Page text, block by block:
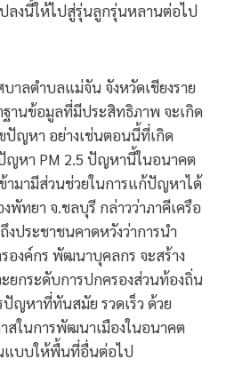
ลงนี้ให้ไปสู่รุ่นลูกรุ่นหลานต่อไป
าลตำบลแม่จัน จังหวัดเชียงราย
ฐานข้อมูลที่มีประสิทธิภาพ จะเกิด
ปัญหา อย่างเช่นตอนนี้ที่เกิด
หา PM 2.5 ปัญหานี้ในอนาคต
ามามีส่วนช่วยในการแก้ปัญหาได้
พัทยา จ.ชลบุรี กล่าวว่าภาคีเครือ
งประชาชนคาดหวังว่าการนำ
องค์กร พัฒนาบุคลกร จะสร้าง
ยกระดับการปกครองส่วนท้องถิ่น
ญหาที่ทันสมัย รวดเร็ว ด้วย
สในการพัฒนาเมืองในอนาคต
แบบให้พื้นที่อื่นต่อไป